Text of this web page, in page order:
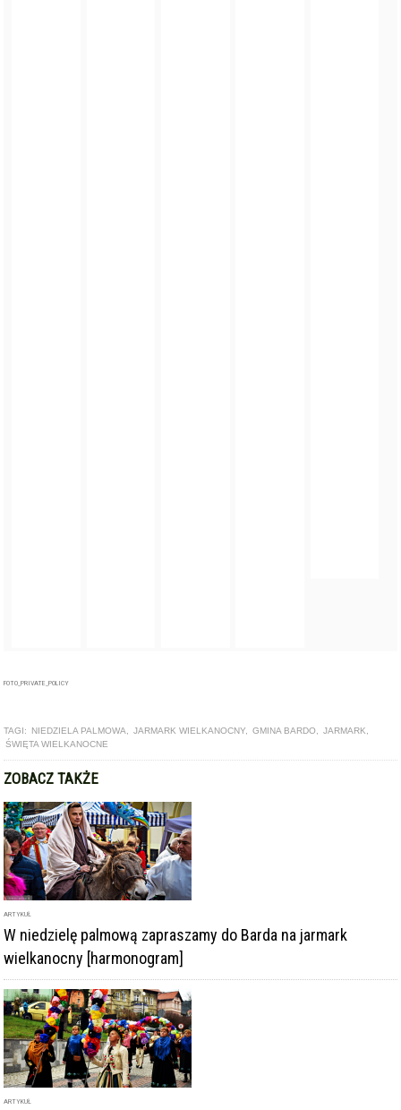
FOTO_PRIVATE_POLICY
TAGI: NIEDZIELA PALMOWA JARMARK WIELKANOCNY GMINA BARDO JARMARK
ŚWIĘTA WIELKANOCNE
ZOBACZ TAKŻE
ARTYKUŁ
W niedzielę palmową zapraszamy do Barda na jarmark
wielkanocny [harmonogram]
ARTYKUŁ